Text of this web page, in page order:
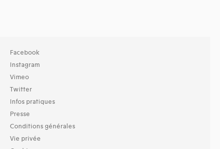
Facebook
Instagram
Vimeo
Twitter
Infos pratiques
Presse
Conditions générales
Vie privée